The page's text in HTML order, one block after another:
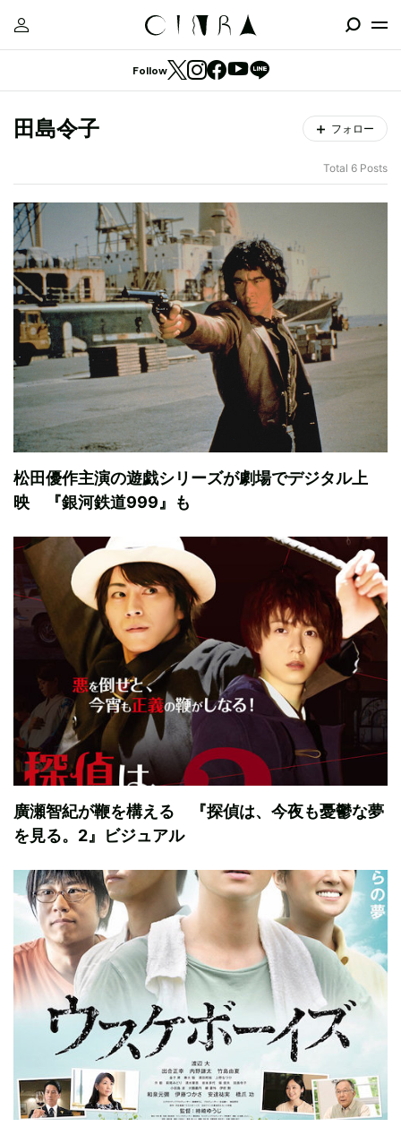
Follow
田島令子 フォロー
Total 6 Posts
松田優作主演の遊戯シリーズが劇場でデジタル上
映 『銀河鉄道999』も
廣瀬智紀が鞭を構える 『探偵は、今夜も憂鬱な夢
を見る。2』ビジュアル